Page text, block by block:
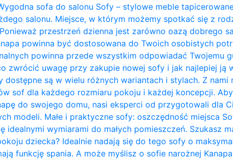
sofa do salonu Sofy – stylowe meble
salonu. Miejsce, w którym możemy spotkać się z
przestrzeń dzienna jest zarówno oazą dobrego
powinna być dostosowana do Twoich osobistych
powinna przede wszystkim odpowiadać Twojemu
zwrócić uwagę przy zakupie nowej sofy i jak najlepiej ją
dostępne są w wielu różnych wariantach i stylach. Z nami
sof dla każdego rozmiaru pokoju i każdej koncepcji.
do swojego domu, nasi eksperci od przygotowali dla
modeli. Małe i praktyczne sofy: oszczędność miejsca
idealnymi wymiarami do małych pomieszczeń. Szukasz
dziecka? Idealnie nadają się do tego sofy o
funkcję spania. A może myślisz o sofie narożnej